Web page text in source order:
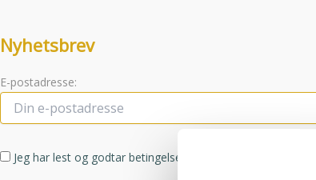
Nyhetsbrev
E-postadresse:
Jeg har lest og godtar betingelsene